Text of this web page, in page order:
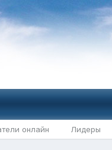
онлайн Лидеры